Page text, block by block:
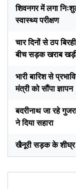
शिवनगर में लगा
स्वास्थ्य परीक्षण
चार दिनों से ठप
बीच सड़क खराब
भारी बारिश से
मंत्री को सौंपा ज्ञापन
बदरीनाथ जा रहे
ने दिया सहारा
खैनूरी सड़क के शीघ्र